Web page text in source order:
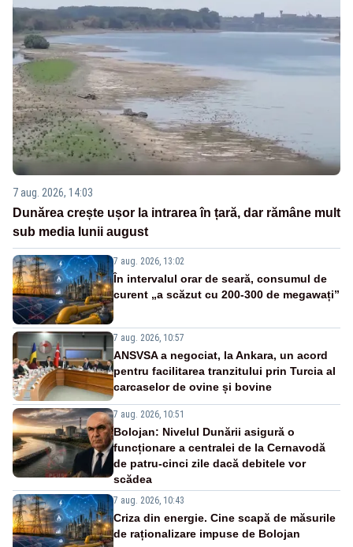
7 aug. 2026, 14:03
Dunărea crește ușor la intrarea în țară, dar rămâne mult
sub media lunii august
7 aug. 2026, 13:02
În intervalul orar de seară, consumul de
curent „a scăzut cu 200-300 de megawați”
7 aug. 2026, 10:57
ANSVSA a negociat, la Ankara, un acord
pentru facilitarea tranzitului prin Turcia al
carcaselor de ovine și bovine
7 aug. 2026, 10:51
Bolojan: Nivelul Dunării asigură o
funcționare a centralei de la Cernavodă
de patru-cinci zile dacă debitele vor
scădea
7 aug. 2026, 10:43
Criza din energie. Cine scapă de măsurile
de raționalizare impuse de Bolojan